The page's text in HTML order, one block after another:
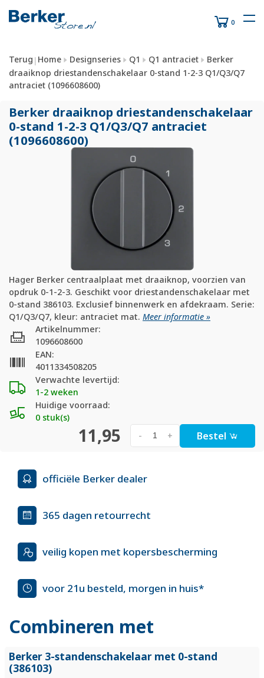
0
Terug | Home Designseries Q1 Q1 antraciet
Berker
draaiknop driestandenschakelaar 0-stand 1-2-3 Q1/Q3/Q7
antraciet (1096608600)
Berker draaiknop driestandenschakelaar
0-stand 1-2-3 Q1/Q3/Q7 antraciet
(1096608600)
Hager Berker centraalplaat met draaiknop, voorzien van
opdruk 0-1-2-3. Geschikt voor driestandenschakelaar met
0-stand 386103. Exclusief binnenwerk en afdekraam. Serie:
Q1/Q3/Q7, kleur: antraciet mat. Meer informatie »
Verwachte levertijd:
1-2 weken
Huidige voorraad:
0 stuk(s)
Artikelnummer:
1096608600
EAN:
4011334508205
11,95 +
- Bestel
officiële Berker dealer
365 dagen retourrecht
veilig kopen met kopersbescherming
voor 21u besteld, morgen in huis*
Combineren met
Berker 3-standenschakelaar met 0-stand
(386103)